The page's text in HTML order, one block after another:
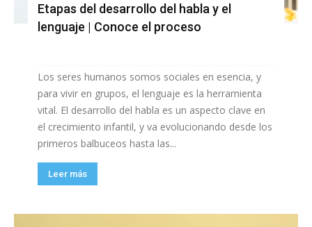
Etapas del desarrollo del habla y el
lenguaje | Conoce el proceso
Los seres humanos somos sociales en esencia, y
para vivir en grupos, el lenguaje es la herramienta
vital. El desarrollo del habla es un aspecto clave en
el crecimiento infantil, y va evolucionando desde los
primeros balbuceos hasta las...
Leer más